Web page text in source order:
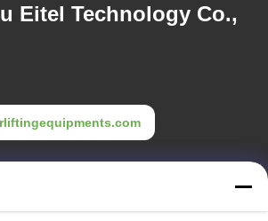
Eitel Technology Co.,